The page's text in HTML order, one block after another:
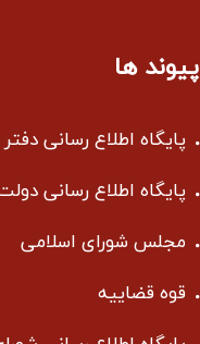
پیوند ها
پایگاه اطلاع رسانی
پایگاه اطلاع رسانی
مجلس شورای اسلامی
قوه قضاییه